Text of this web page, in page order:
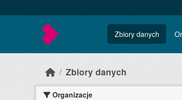
Zbiory danych
Zbiory danych
Organizacje